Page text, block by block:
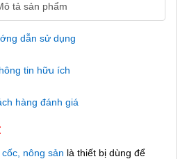
tả sản phẩm
dẫn sử dụng
tin hữu ích
hàng đánh giá
nông sản là thiết bị dùng để